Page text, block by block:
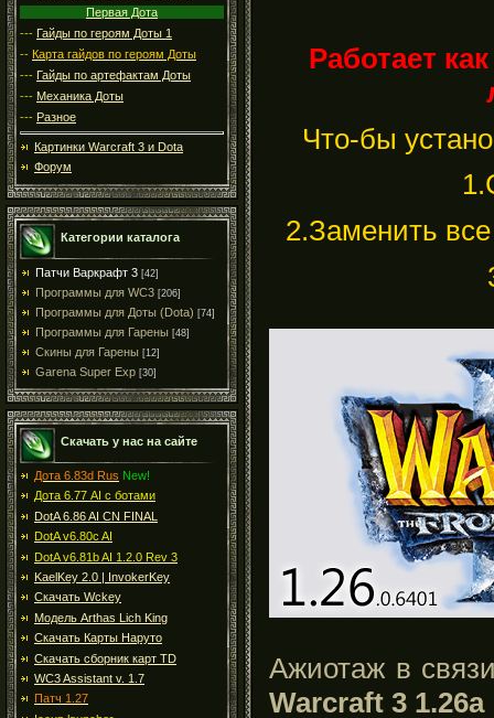
Первая Дота
--- Гайды по героям Доты 1
-- Карта гайдов по героям Доты
--- Гайды по артефактам Доты
--- Механика Доты
--- Разное
Картинки Warcraft 3 и Dota
Форум
Категории каталога
Патчи Варкрафт 3 [42]
Программы для WC3 [206]
Программы для Доты (Dota) [74]
Программы для Гарены [48]
Скины для Гарены [12]
Garena Super Exp [30]
Скачать у нас на сайте
Дота 6.83d Rus New!
Дота 6.77 AI с ботами
DotA 6.86 AI CN FINAL
DotA v6.80c AI
DotA v6.81b AI 1.2.0 Rev 3
KaelKey 2.0 | InvokerKey
Скачать Wckey
Модель Arthas Lich King
Скачать Карты Наруто
Скачать сборник карт TD
WC3 Assistant v. 1.7
Патч 1.27
Работает
Что-бы
2.Заменить
Ажиотаж в
Warcraft 3 1.26a